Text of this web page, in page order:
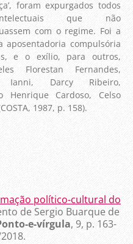
foram expurgados todos
que não
com o regime. Foi a
aposentadoria compulsória
e o exílio, para outros,
Florestan Fernandes,
Ianni, Darcy Ribeiro,
Henrique Cardoso, Celso
1987, p. 158).
político-cultural do
de Sergio Buarque de
e-vírgula, 9, p. 163-